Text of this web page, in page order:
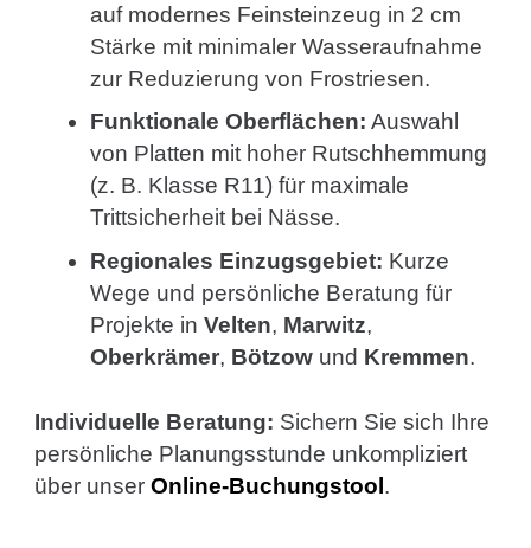
auf modernes Feinsteinzeug in 2 cm
Stärke mit minimaler Wasseraufnahme
zur Reduzierung von Frostriesen.
Funktionale Oberflächen: Auswahl
von Platten mit hoher Rutschhemmung
(z. B. Klasse R11) für maximale
Trittsicherheit bei Nässe.
Regionales Einzugsgebiet: Kurze
Wege und persönliche Beratung für
Projekte in Velten, Marwitz,
Oberkrämer, Bötzow und Kremmen.
Individuelle Beratung: Sichern Sie sich Ihre
persönliche Planungsstunde unkompliziert
über unser Online-Buchungstool .